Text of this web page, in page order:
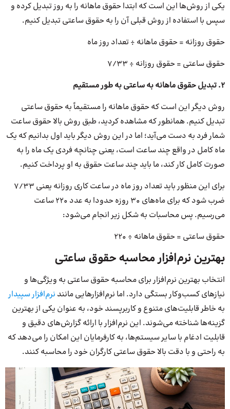
یکی از روش‌ها این است که ابتدا حقوق ماهانه را به روز تبدیل کرده و
سپس با استفاده از روش قبلی آن را به حقوق ساعتی تبدیل کنیم.
حقوق روزانه = حقوق ماهانه ÷ تعداد روز ماه
حقوق ساعتی = حقوق روزانه ÷ ۷/۳۳
۲. تبدیل حقوق ماهانه به ساعتی به طور مستقیم
روش دیگر این است که حقوق ماهانه را مستقیماً به حقوق ساعتی
تبدیل کنیم. همانطور که مشاهده کردید، طبق روش بالا حقوق ساعت
شمار فرد به دست می‌آید؛ اما در این روش دیگر باید اول بدانیم که یک
ماه کامل در واقع چند ساعت است، یعنی چنانچه فردی یک ماه را به
صورت کامل کار کند، ما باید چند ساعت حقوق به او پرداخت کنیم.
برای این منظور باید تعداد روز ماه در ساعت کاری روزانه یعنی ۷/۳۳
ضرب شود که برای ماه‌های ۳۰ روزه حدودا به عدد ۲۲۰ ساعت
می‌رسیم. پس محاسبات به شکل زیر انجام می‌شود:
حقوق ساعتی = حقوق ماهانه ÷ ۲۲۰
بهترین نرم‌افزار محاسبه حقوق ساعتی
انتخاب بهترین نرم‌افزار برای محاسبه حقوق ساعتی به ویژگی‌ها و
نیازهای کسب‌وکار بستگی دارد. اما نرم‌افزارهایی مانند نرم‌افزار سپیدار
به خاطر قابلیت‌های متنوع و کاربرپسند خود، به عنوان یکی از بهترین
گزینه‌ها شناخته می‌شوند. این نرم‌افزار با ارائه گزارش‌های دقیق و
قابلیت ادغام با سایر سیستم‌ها، به کارفرمایان این امکان را می‌دهد که
به راحتی و با دقت بالا حقوق ساعتی کارگران خود را محاسبه کنند.